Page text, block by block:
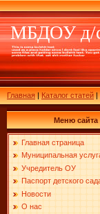
МБДОУ д/
Главная|Каталог статей|
Меню сайта
Главная страница
Муниципальная
Учредитель ОУ
Паспорт детского
Новости
О нас